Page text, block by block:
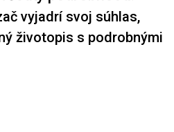
vyjadrí svoj súhlas,
životopis s podrobnými